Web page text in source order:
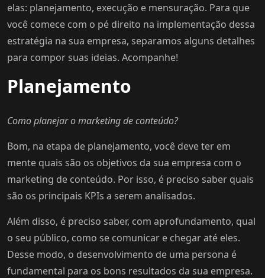
elas: planejamento, execução e mensuração. Para que
você comece com o pé direito na implementação dessa
estratégia na sua empresa, separamos alguns detalhes
para compor suas ideias. Acompanhe!
Planejamento
Como planejar o marketing de conteúdo?
Bom, na etapa de planejamento, você deve ter em
mente quais são os objetivos da sua empresa com o
marketing de conteúdo. Por isso, é preciso saber quais
são os principais KPIs a serem analisados.
Além disso, é preciso saber, com aprofundamento, qual
o seu público, como se comunicar e chegar até eles.
Desse modo, o desenvolvimento de uma persona é
fundamental para os bons resultados da sua empresa.